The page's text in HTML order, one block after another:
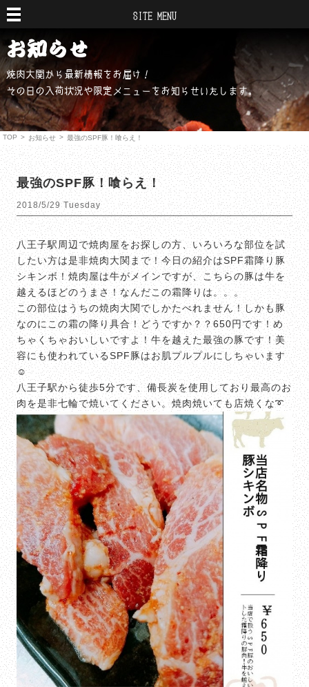
SITE MENU
焼肉大関から最新情報をお届け！
その日の入荷状況や限定メニューをお知らせいたします。
TOP > お知らせ > 最強のSPF豚！喰らえ！
最強のSPF豚！喰らえ！
2018/5/29 Tuesday
八王子駅周辺で焼肉屋をお探しの方、いろいろな部位を試
したい方は是非焼肉大関まで！今日の紹介はSPF霜降り豚
シキンボ！焼肉屋は牛がメインですが、こちらの豚は牛を
越えるほどのうまさ！なんだこの霜降りは。。。
この部位はうちの焼肉大関でしかたべれません！しかも豚
なのにこの霜の降り具合！どうですか？？650円です！め
ちゃくちゃおいしいですよ！牛を越えた最強の豚です！美
容にも使われているSPF豚はお肌プルプルにしちゃいます
☺
八王子駅から徒歩5分です、備長炭を使用しており最高のお
肉を是非七輪で焼いてください。焼肉焼いても店焼くな➰